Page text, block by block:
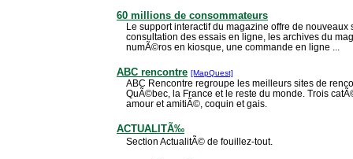
60 millions de consommateurs
Le support interactif du magazine offre de nouveaux
consultation des essais en ligne, les archives du
numÃ©ros en kiosque, une commande en ligne ...
ABC rencontre [MapQuest]
ABC Rencontre regroupe les meilleurs sites de
QuÃ©bec, la France et le reste du monde. Trois
amour et amitiÃ©, coquin et gais.
ACTUALITÃ‰
Section ActualitÃ© de fouillez-tout.